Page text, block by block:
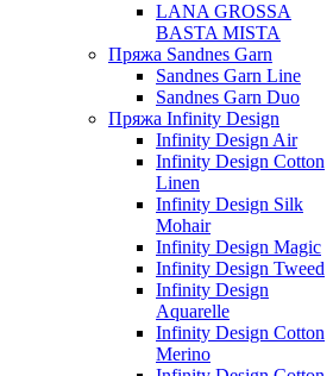
LANA GROSSA
BASTA MISTA
Пряжа Sandnes Garn
Sandnes Garn Line
Sandnes Garn Duo
Пряжа Infinity Design
Infinity Design Air
Infinity Design Cotton
Linen
Infinity Design Silk
Mohair
Infinity Design Magic
Infinity Design Tweed
Infinity Design
Aquarelle
Infinity Design Cotton
Merino